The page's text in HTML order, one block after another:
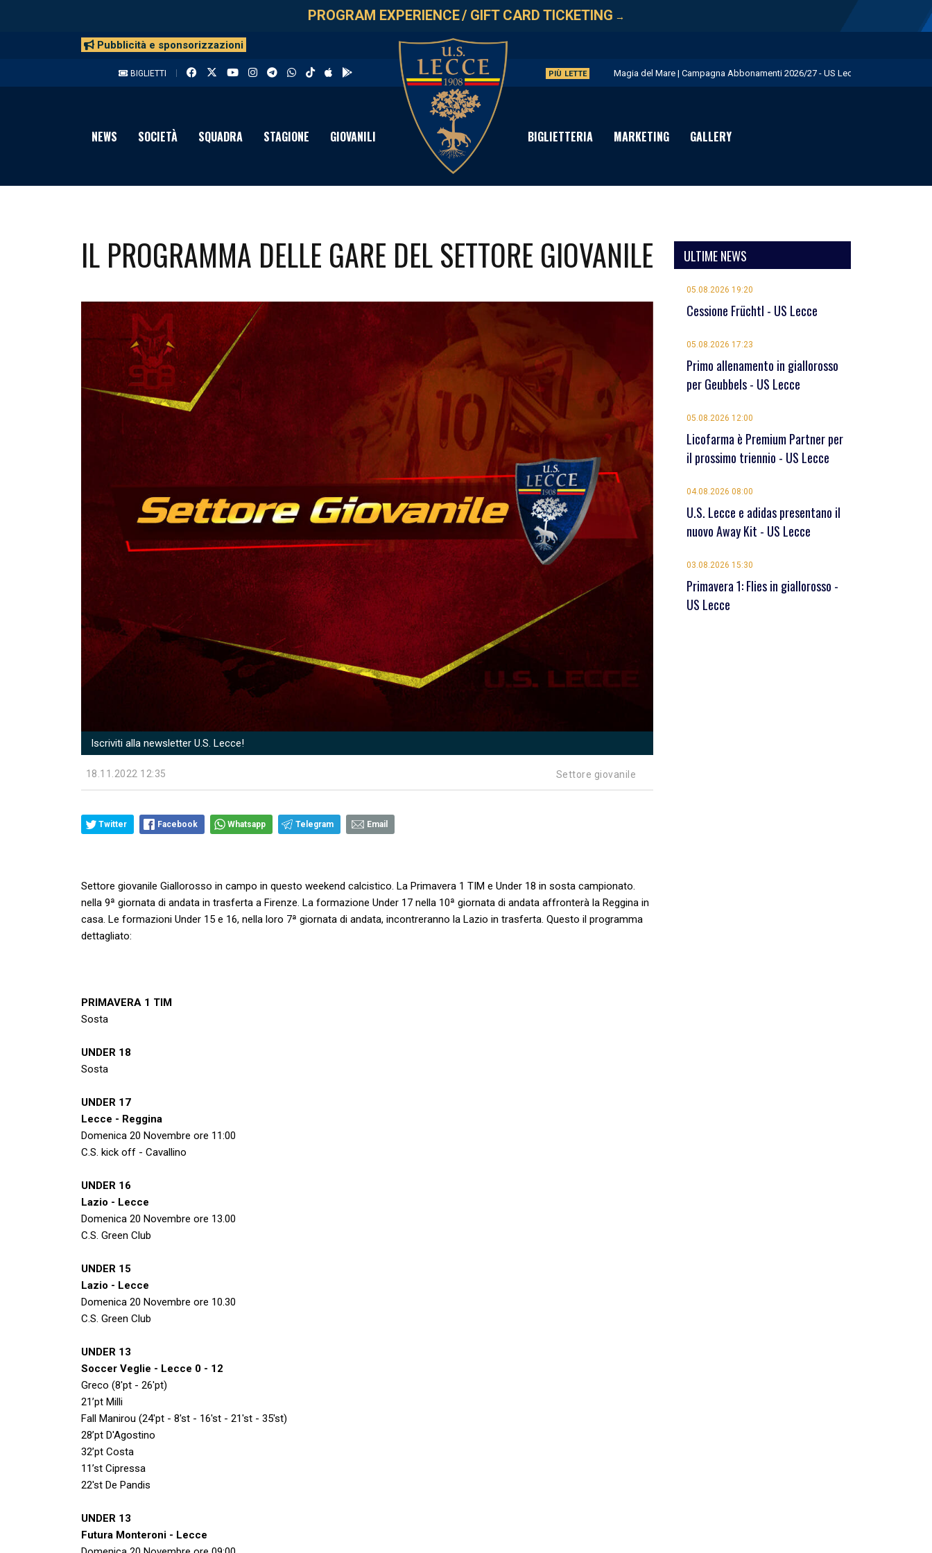
PROGRAM EXPERIENCE/ GIFT CARD TICKETING →
Pubblicità e sponsorizzazioni
BIGLIETTI PIÙ LETTE Magia del Mare | Campagna Abbonamenti 2026/27 - US Lecce
Visita istituzionale al Via del Mare - US Lecce
Cessione Burnete - US Lecce
NEWS SOCIETÀ SQUADRA STAGIONE GIOVANILI BIGLIETTERIA MARKETING GALLERY
IL PROGRAMMA DELLE GARE DEL SETTORE GIOVANILE
Iscriviti alla newsletter U.S. Lecce!
18.11.2022 12:35 Settore giovanile
Twitter Facebook Whatsapp Telegram Email
Settore giovanile Giallorosso in campo in questo weekend calcistico. La Primavera 1 TIM e Under 18 in sosta campionato.
nella 9ª giornata di andata in trasferta a Firenze. La formazione Under 17 nella 10ª giornata di andata affronterà la Reggina in
casa. Le formazioni Under 15 e 16, nella loro 7ª giornata di andata, incontreranno la Lazio in trasferta. Questo il programma
dettagliato:
PRIMAVERA 1 TIM
Sosta
UNDER 18
Sosta
UNDER 17
Lecce - Reggina
Domenica 20 Novembre ore 11:00
C.S. kick off - Cavallino
UNDER 16
Lazio - Lecce
Domenica 20 Novembre ore 13.00
C.S. Green Club
UNDER 15
Lazio - Lecce
Domenica 20 Novembre ore 10.30
C.S. Green Club
UNDER 13
Soccer Veglie - Lecce 0 - 12
Greco (8'pt - 26'pt)
21’pt Milli
Fall Manirou (24'pt - 8'st - 16'st - 21'st - 35'st)
28’pt D'Agostino
32’pt Costa
11’st Cipressa
22'st De Pandis
UNDER 13
Futura Monteroni - Lecce
ULTIME NEWS
05.08.2026 19:20
Cessione Früchtl - US Lecce
05.08.2026 17:23
Primo allenamento in giallorosso
per Geubbels - US Lecce
05.08.2026 12:00
Licofarma è Premium Partner per
il prossimo triennio - US Lecce
04.08.2026 08:00
U.S. Lecce e adidas presentano il
nuovo Away Kit - US Lecce
03.08.2026 15:30
Primavera 1: Flies in giallorosso -
US Lecce